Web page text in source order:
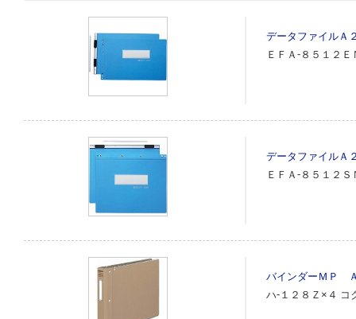
データファイルＡ
ＥＦＡ‐８５１２
データファイルＡ
ＥＦＡ‐８５１２
バインダーＭＰ
ハ‐１２８Ｚ×４ コ